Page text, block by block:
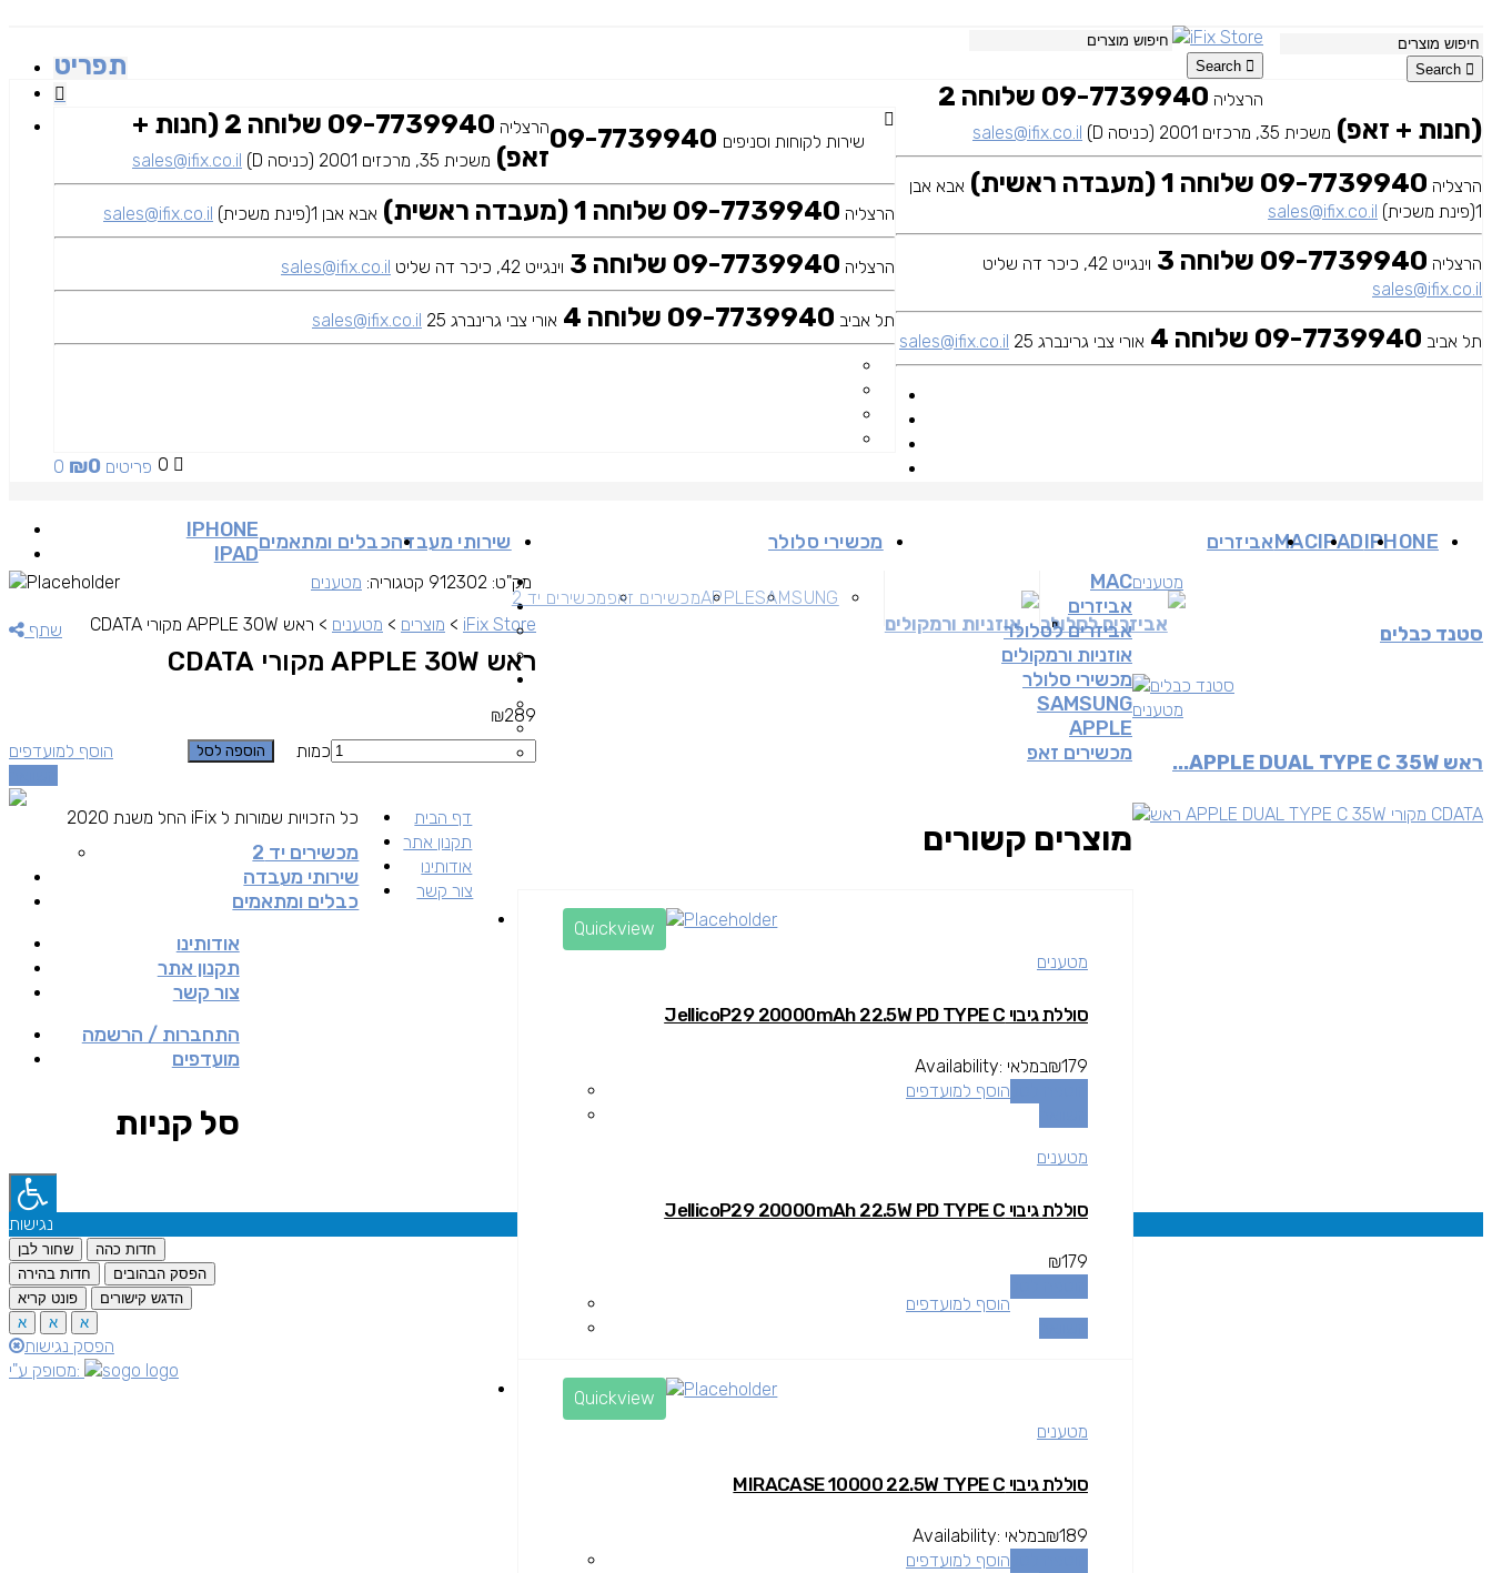
Search תפריט
שירות לקוחות וסניפים
הרצליה
09-7739940 שלוחה 2 (חנות +
זאפ) משכית 35, מרכזים 2001 (כניסה D) sales@ifix.co.il
הרצליה 09-7739940 שלוחה 1 (מעבדה ראשית) אבא אבן 1(פינת משכית) sales@ifix.co.il
הרצליה 09-7739940 שלוחה 3 וינגייט 42, כיכר דה שליט sales@ifix.co.il
תל אביב 09-7739940 שלוחה 4 אורי צבי גרינברג 25 sales@ifix.co.il
0 0 פריטים ₪0
IPHONE
IPAD
MACאביזרים
אביזרים לסלולר אוזניות ורמקולים
מכשירי סלולר
SAMSUNG
APPLEמכשירים זאפמכשירים יד 2
שירותי מעבדהכבלים ומתאמים
שתף iFix Store
> מוצרים > מטענים > ראש APPLE 30W מקורי CDATA
ראש APPLE 30W מקורי CDATA
₪289
כמות
הוספה לסל
הוסף למועדפים
מק"ט: 912302 קטגוריה: מטענים מטענים
סטנד כבלים
מטענים
ראש APPLE DUAL TYPE C 35W...
מוצרים קשורים
Quickview
מטענים
סוללת גיבוי JellicoP29 20000mAh 22.5W PD TYPE C
₪179
Availability: במלאי
הוסף למועדפים
מטענים
סוללת גיבוי JellicoP29 20000mAh 22.5W PD TYPE C
₪179
הוסף למועדפים
Quickview
מטענים
סוללת גיבוי MIRACASE 10000 22.5W TYPE C
₪189
Availability: במלאי
הוסף למועדפים
דף הבית
תקנון אתר
אודותינו
צור קשר
כל הזכויות שמורות ל iFix החל משנת 2020
Search
הרצליה
09-7739940 שלוחה 2
(חנות + זאפ) משכית 35, מרכזים 2001 (כניסה D) sales@ifix.co.il
הרצליה 09-7739940 שלוחה 1 (מעבדה ראשית)
אבא אבן
1(פינת משכית)
sales@ifix.co.il
הרצליה 09-7739940 שלוחה 3
וינגייט 42, כיכר דה שליט
sales@ifix.co.il
תל אביב 09-7739940 שלוחה 4 אורי צבי גרינברג 25 sales@ifix.co.il
IPHONE
IPAD
MAC
אביזרים
אביזרים לסלולר
אוזניות ורמקולים
מכשירי סלולר
SAMSUNG
APPLE
מכשירים זאפ
מכשירים יד 2
שירותי מעבדה
כבלים ומתאמים
אודותינו
תקנון אתר
צור קשר
התחברות / הרשמה
מועדפים
סל קניות
נגישות
שחור לבן
חדות כהה
חדות בהירה
הפסק הבהובים
פונט קריא
הדגש קישורים
א
א א
הפסק נגישות
מסופק ע"י: